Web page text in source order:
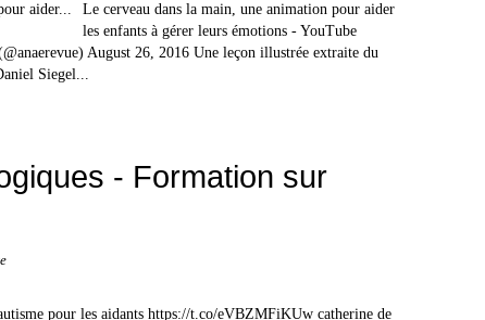
Le cerveau dans la main, une animation pour aider
les enfants à gérer leurs émotions - YouTube
August 26, 2016 Une leçon illustrée extraite du
Siegel...
- Formation sur
pour les aidants https://t.co/eVBZMFiKUw catherine de